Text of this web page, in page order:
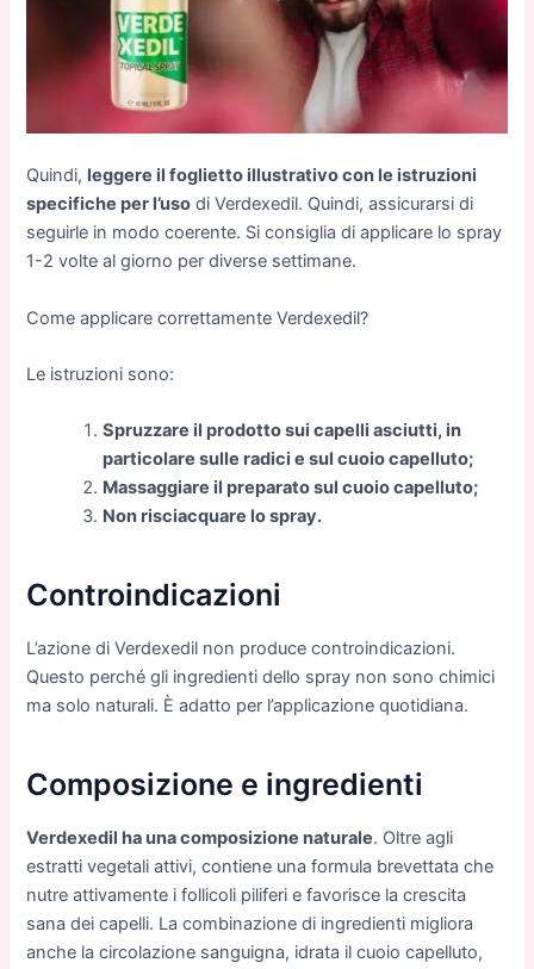
Quindi, leggere il foglietto illustrativo con le istruzioni
specifiche per l’uso di Verdexedil. Quindi, assicurarsi di
seguirle in modo coerente. Si consiglia di applicare lo spray
1-2 volte al giorno per diverse settimane.
Come applicare correttamente Verdexedil?
Le istruzioni sono:
Spruzzare il prodotto sui capelli asciutti, in
particolare sulle radici e sul cuoio capelluto;
Massaggiare il preparato sul cuoio capelluto;
Non risciacquare lo spray.
Controindicazioni
L’azione di Verdexedil non produce controindicazioni.
Questo perché gli ingredienti dello spray non sono chimici
ma solo naturali. È adatto per l’applicazione quotidiana.
Composizione e ingredienti
Verdexedil ha una composizione naturale. Oltre agli
estratti vegetali attivi, contiene una formula brevettata che
nutre attivamente i follicoli piliferi e favorisce la crescita
sana dei capelli. La combinazione di ingredienti migliora
anche la circolazione sanguigna, idrata il cuoio capelluto,